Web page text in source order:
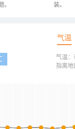
。
装。
气温
气温：
指离地